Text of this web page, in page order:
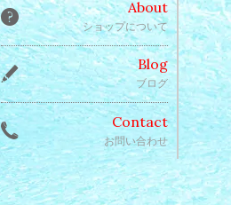
About
ショップについて
Blog
ブログ
Contact
お問い合わせ